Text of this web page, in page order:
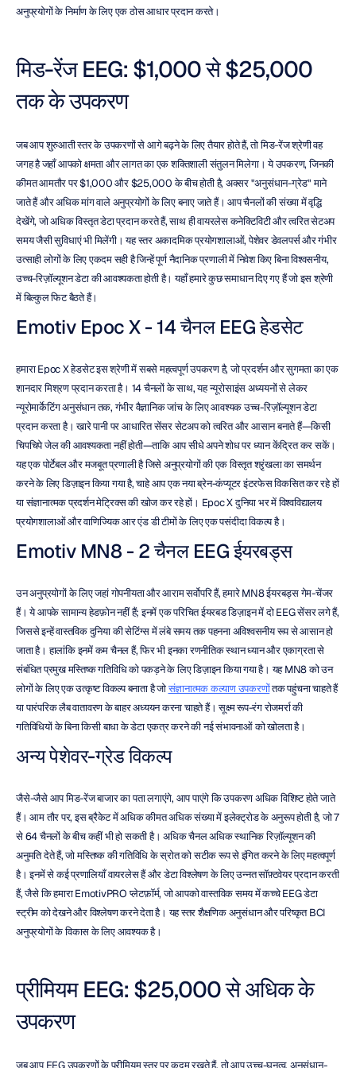
अनुप्रयोगों के निर्माण के लिए एक ठोस आधार प्रदान करते।
मिड-रेंज EEG: $1,000 से $25,000
तक के उपकरण
जब आप शुरुआती स्तर के उपकरणों से आगे बढ़ने के लिए तैयार होते हैं, तो मिड-रेंज श्रेणी वह
जगह है जहाँ आपको क्षमता और लागत का एक शक्तिशाली संतुलन मिलेगा। ये उपकरण, जिनकी
कीमत आमतौर पर $1,000 और $25,000 के बीच होती है, अक्सर "अनुसंधान-ग्रेड" माने
जाते हैं और अधिक मांग वाले अनुप्रयोगों के लिए बनाए जाते हैं। आप चैनलों की संख्या में वृद्धि
देखेंगे, जो अधिक विस्तृत डेटा प्रदान करते हैं, साथ ही वायरलेस कनेक्टिविटी और त्वरित सेटअप
समय जैसी सुविधाएं भी मिलेंगी। यह स्तर अकादमिक प्रयोगशालाओं, पेशेवर डेवलपर्स और गंभीर
उत्साही लोगों के लिए एकदम सही है जिन्हें पूर्ण नैदानिक प्रणाली में निवेश किए बिना विश्वसनीय,
उच्च-रिज़ॉल्यूशन डेटा की आवश्यकता होती है। यहाँ हमारे कुछ समाधान दिए गए हैं जो इस श्रेणी
में बिल्कुल फिट बैठते हैं।
Emotiv Epoc X - 14 चैनल EEG हेडसेट
हमारा Epoc X हेडसेट इस श्रेणी में सबसे महत्वपूर्ण उपकरण है, जो प्रदर्शन और सुगमता का एक
शानदार मिश्रण प्रदान करता है। 14 चैनलों के साथ, यह न्यूरोसाइंस अध्ययनों से लेकर
न्यूरोमार्केटिंग अनुसंधान तक, गंभीर वैज्ञानिक जांच के लिए आवश्यक उच्च-रिज़ॉल्यूशन डेटा
प्रदान करता है। खारे पानी पर आधारित सेंसर सेटअप को त्वरित और आसान बनाते हैं—किसी
चिपचिपे जेल की आवश्यकता नहीं होती—ताकि आप सीधे अपने शोध पर ध्यान केंद्रित कर सकें।
यह एक पोर्टेबल और मजबूत प्रणाली है जिसे अनुप्रयोगों की एक विस्तृत श्रृंखला का समर्थन
करने के लिए डिज़ाइन किया गया है, चाहे आप एक नया ब्रेन-कंप्यूटर इंटरफेस विकसित कर रहे हों
या संज्ञानात्मक प्रदर्शन मेट्रिक्स की खोज कर रहे हों। Epoc X दुनिया भर में विश्वविद्यालय
प्रयोगशालाओं और वाणिज्यिक आर एंड डी टीमों के लिए एक पसंदीदा विकल्प है।
Emotiv MN8 - 2 चैनल EEG ईयरबड्स
उन अनुप्रयोगों के लिए जहां गोपनीयता और आराम सर्वोपरि हैं, हमारे MN8 ईयरबड्स गेम-चेंजर
हैं। ये आपके सामान्य हेडफ़ोन नहीं हैं; इनमें एक परिचित ईयरबड डिज़ाइन में दो EEG सेंसर लगे हैं,
जिससे इन्हें वास्तविक दुनिया की सेटिंग्स में लंबे समय तक पहनना अविश्वसनीय रूप से आसान हो
जाता है। हालांकि इनमें कम चैनल हैं, फिर भी इनका रणनीतिक स्थान ध्यान और एकाग्रता से
संबंधित प्रमुख मस्तिष्क गतिविधि को पकड़ने के लिए डिज़ाइन किया गया है। यह MN8 को उन
लोगों के लिए एक उत्कृष्ट विकल्प बनाता है जो संज्ञानात्मक कल्याण उपकरणों तक पहुंचना चाहते हैं
या पारंपरिक लैब वातावरण के बाहर अध्ययन करना चाहते हैं। सूक्ष्म रूप-रंग रोजमर्रा की
गतिविधियों के बिना किसी बाधा के डेटा एकत्र करने की नई संभावनाओं को खोलता है।
अन्य पेशेवर-ग्रेड विकल्प
जैसे-जैसे आप मिड-रेंज बाजार का पता लगाएंगे, आप पाएंगे कि उपकरण अधिक विशिष्ट होते जाते
हैं। आम तौर पर, इस ब्रैकेट में अधिक कीमत अधिक संख्या में इलेक्ट्रोड के अनुरूप होती है, जो 7
से 64 चैनलों के बीच कहीं भी हो सकती है। अधिक चैनल अधिक स्थानिक रिज़ॉल्यूशन की
अनुमति देते हैं, जो मस्तिष्क की गतिविधि के स्रोत को सटीक रूप से इंगित करने के लिए महत्वपूर्ण
है। इनमें से कई प्रणालियाँ वायरलेस हैं और डेटा विश्लेषण के लिए उन्नत सॉफ़्टवेयर प्रदान करती
हैं, जैसे कि हमारा EmotivPRO प्लेटफ़ॉर्म, जो आपको वास्तविक समय में कच्चे EEG डेटा
स्ट्रीम को देखने और विश्लेषण करने देता है। यह स्तर शैक्षणिक अनुसंधान और परिष्कृत BCI
अनुप्रयोगों के विकास के लिए आवश्यक है।
प्रीमियम EEG: $25,000 से अधिक के
उपकरण
जब आप EEG उपकरणों के प्रीमियम स्तर पर कदम रखते हैं, तो आप उच्च-घनत्व, अनुसंधान-